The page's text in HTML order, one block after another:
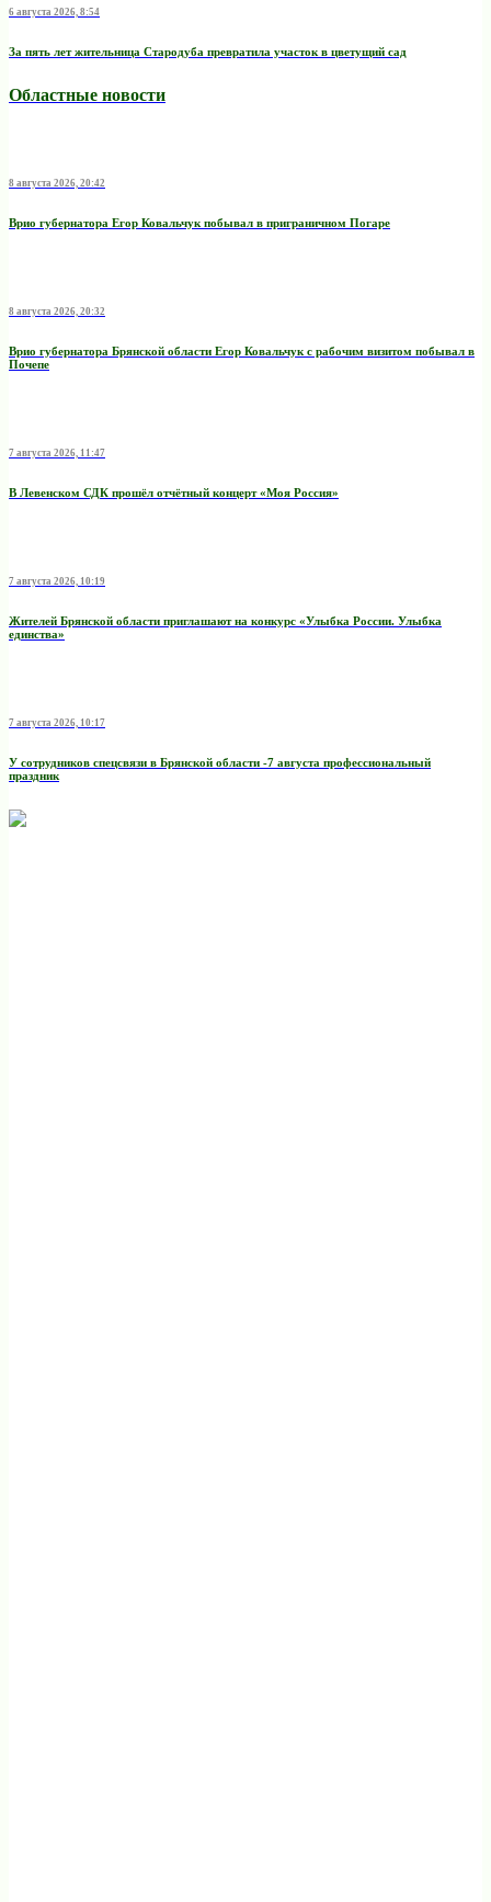
6 августа 2026, 8:54
За пять лет жительница Стародуба превратила участок в цветущий сад
Областные новости
8 августа 2026, 20:42
Врио губернатора Егор Ковальчук побывал в приграничном Погаре
8 августа 2026, 20:32
Врио губернатора Брянской области Егор Ковальчук с рабочим визитом побывал в
Почепе
7 августа 2026, 11:47
В Левенском СДК прошёл отчётный концерт «Моя Россия»
7 августа 2026, 10:19
Жителей Брянской области приглашают на конкурс «Улыбка России. Улыбка
единства»
7 августа 2026, 10:17
У сотрудников спецсвязи в Брянской области -7 августа профессиональный
праздник